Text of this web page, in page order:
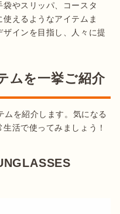
袋やスリッパ、コースタ
えるようなアイテムま
インを目指し、人々に提
ムを一挙ご紹介
を紹介します。気になる
活で使ってみましょう！